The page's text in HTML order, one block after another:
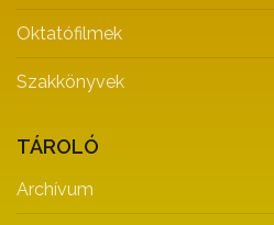
Oktatófilmek
Szakkönyvek
TÁROLÓ
Archívum